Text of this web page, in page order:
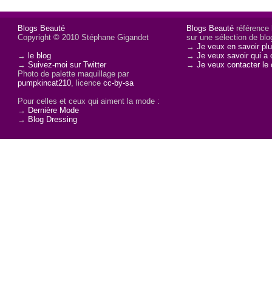
Blogs Beauté
Copyright © 2010 Stéphane Gigandet
→ le blog
→Suivez-moi sur Twitter
Blogs Beauté référence
sur une sélection de
→Je veux en savoir
→Je veux savoir qui a
→Je veux contacter le
Photo de palette maquillage par
pumpkincat210, licencecc-by-sa
Pour celles et ceux qui aiment la mode :
→ Dernière Mode
→ Blog Dressing